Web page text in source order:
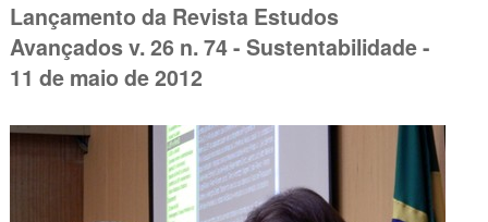
Lançamento da Revista Estudos
Avançados v. 26 n. 74 - Sustentabilidade -
11 de maio de 2012